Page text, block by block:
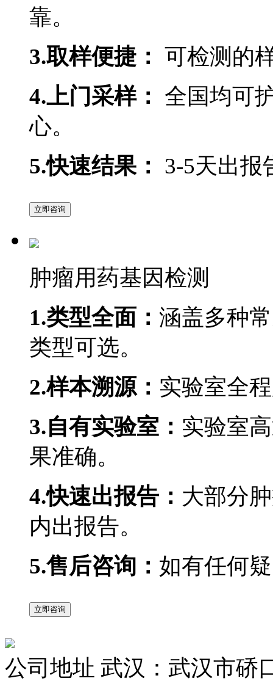
靠。
3.取样便捷： 可检测的
4.上门采样：
全国均可
心。
5.快速结果：
3-5天出报
立即咨询
肿瘤用药基因检测
1.类型全面： 涵盖多种
类型可选。
2.样本溯源： 实验室全
3.自有实验室： 实验室
果准确。
4.快速出报告： 大部分
内出报告。
5.售后咨询： 如有任何
立即咨询
公司地址 武汉：武汉市硚